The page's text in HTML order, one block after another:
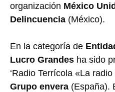
organización México
Delincuencia (México).
En la categoría de
Lucro Grandes ha sido
‘Radio Terrícola «La
Grupo envera (España).